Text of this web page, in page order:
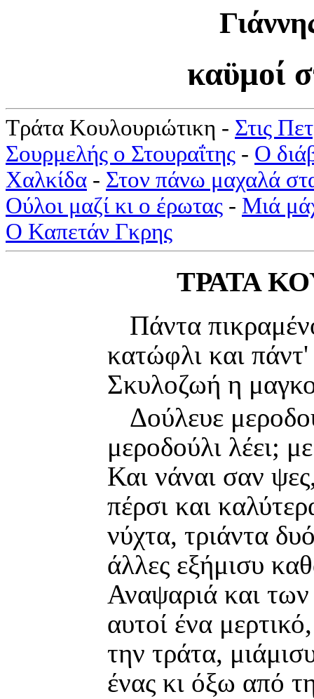
καϋμοί
Τράτα Κουλουριώτικη - Στις
Σουρμελής ο Στουραΐτης - Ο
Χαλκίδα - Στον πάνω μαχαλά
Ούλοι μαζί κι ο έρωτας - Μιά
Ο Καπετάν Γκρης
ΤΡΑΤΑ
Πάντα
κατώφλι και
Σκυλοζωή η
Δούλευε
μεροδούλι λέει;
Και νάναι σαν
πέρσι και
νύχτα, τριάντα
άλλες εξήμισυ
Αναψαριά και των
αυτοί ένα
την τράτα,
ένας κι όξω από